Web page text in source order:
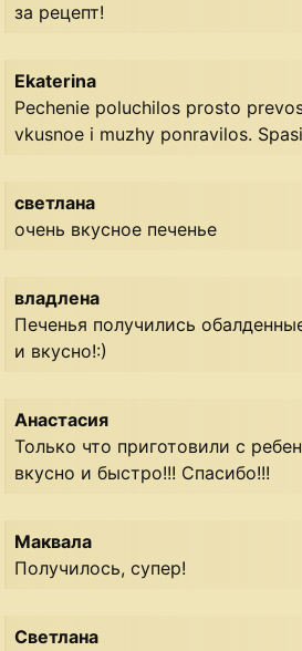
за рецепт!
Ekaterina
Pechenie poluchilos prosto
vkusnoe i muzhy ponravilos.
светлана
очень вкусное печенье
владлена
Печенья получились
и вкусно!:)
Анастасия
Только что приготовили с
вкусно и быстро!!! Спасибо!!!
Маквала
Получилось, супер!
Светлана